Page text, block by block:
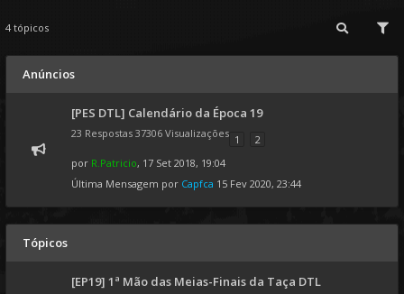
4 tópicos
Anúncios
[PES DTL] Calendário da Época 19
23 Respostas 37306 Visualizações 1
2
por R.Patricio, 17 Set 2018, 19:04
Última Mensagem por Capfca 15 Fev 2020, 23:44
Tópicos
[EP19] 1ª Mão das Meias-Finais da Taça DTL